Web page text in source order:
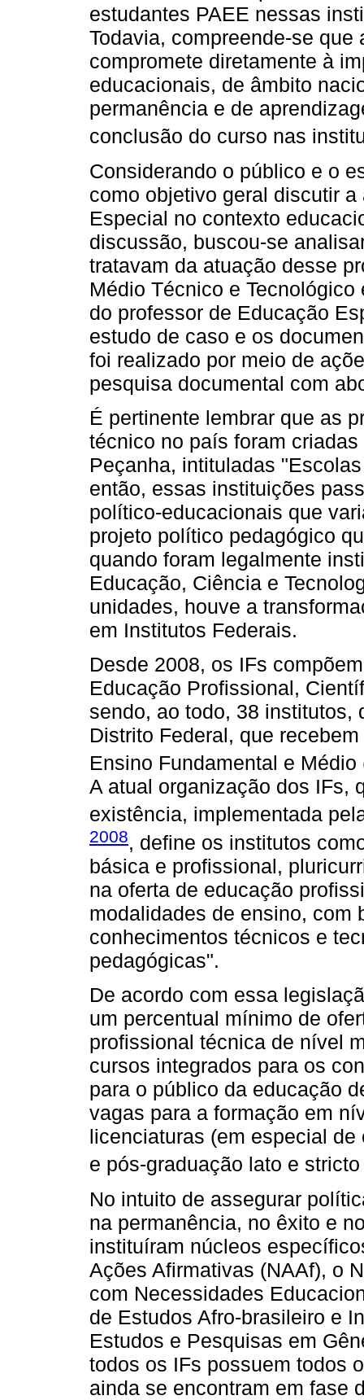
estudantes PAEE nessas
Todavia, compreende-se
compromete diretamente à
educacionais, de âmbito
permanência e de
conclusão do curso nas
Considerando o público e o
como objetivo geral discutir
Especial no contexto
discussão, buscou-se
tratavam da atuação desse
Médio Técnico e
do professor de Educação
estudo de caso e os
foi realizado por meio de
pesquisa documental com
É pertinente lembrar que as
técnico no país foram
Peçanha, intituladas
então, essas instituições
político-educacionais que
projeto político pedagógico
quando foram legalmente
Educação, Ciência e
unidades, houve a
em Institutos Federais.
Desde 2008, os IFs
Educação Profissional,
sendo, ao todo, 38
Distrito Federal, que
Ensino Fundamental e Médio
A atual organização dos IFs,
existência, implementada
2008, define os institutos
básica e profissional,
na oferta de educação
modalidades de ensino, com
conhecimentos técnicos e
pedagógicas".
De acordo com essa
um percentual mínimo de
profissional técnica de nível
cursos integrados para os
para o público da educação
vagas para a formação em
licenciaturas (em especial
e pós-graduação lato e
No intuito de assegurar
na permanência, no êxito e
instituíram núcleos
Ações Afirmativas (NAAf), o
com Necessidades
de Estudos Afro-brasileiro e
Estudos e Pesquisas em
todos os IFs possuem todos
ainda se encontram em fase